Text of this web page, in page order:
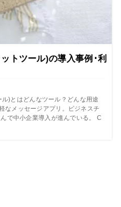
トツール)の導入事例･利
)とはどんなツール？どんな用途
なメッセージアプリ。ビジネスチ
で中小企業導入が進んでいる。 C